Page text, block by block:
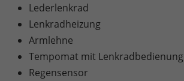
Lederlenkrad
Lenkradheizung
Armlehne
Tempomat mit Lenkradbedienung
Regensensor